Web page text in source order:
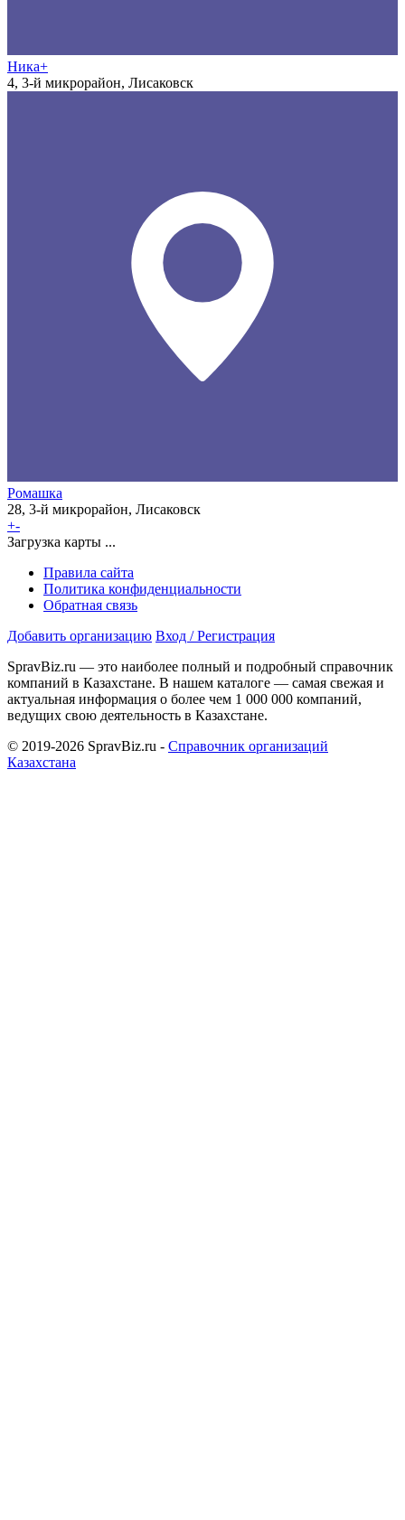
Ника+
4, 3-й микрорайон, Лисаковск
Ромашка
28, 3-й микрорайон, Лисаковск
+-
Загрузка карты ...
Правила сайта
Политика конфиденциальности
Обратная связь
Добавить организацию Вход / Регистрация
SpravBiz.ru — это наиболее полный и подробный справочник
компаний в Казахстане. В нашем каталоге — самая свежая и
актуальная информация о более чем 1 000 000 компаний,
ведущих свою деятельность в Казахстане.
© 2019-2026 SpravBiz.ru - Справочник организаций
Казахстана